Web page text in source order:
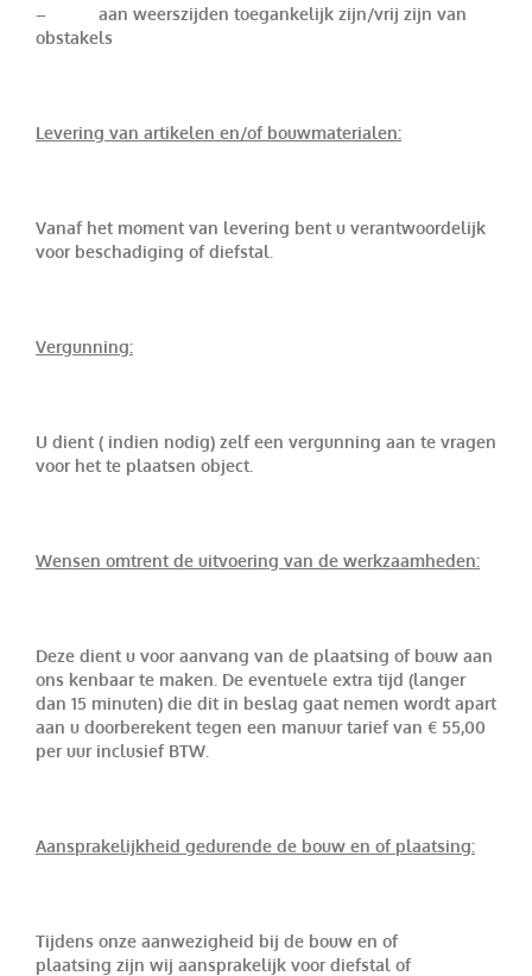
– aan weerszijden toegankelijk zijn/vrij zijn van
obstakels
Levering van artikelen en/of bouwmaterialen:
Vanaf het moment van levering bent u verantwoordelijk
voor beschadiging of diefstal.
Vergunning:
U dient ( indien nodig) zelf een vergunning aan te vragen
voor het te plaatsen object.
Wensen omtrent de uitvoering van de werkzaamheden:
Deze dient u voor aanvang van de plaatsing of bouw aan
ons kenbaar te maken. De eventuele extra tijd (langer
dan 15 minuten) die dit in beslag gaat nemen wordt apart
aan u doorberekent tegen een manuur tarief van € 55,00
per uur inclusief BTW.
Aansprakelijkheid gedurende de bouw en of plaatsing:
Tijdens onze aanwezigheid bij de bouw en of
plaatsing zijn wij aansprakelijk voor diefstal of